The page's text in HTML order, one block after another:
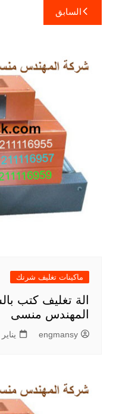
تصفّح
المقالات
السابق
ماكينات تغليف شرنك
المهندس منسى
engmansy يناير 17, 2023